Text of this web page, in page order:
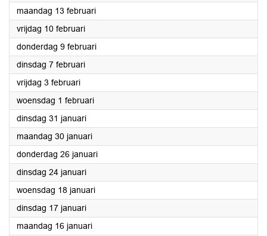
maandag 13 februari2023
vrijdag 10 februari2023
donderdag 9 februari2023
dinsdag 7 februari2023
vrijdag 3 februari2023
woensdag 1 februari2023
dinsdag 31 januari2023
maandag 30 januari2023
donderdag 26 januari2023
dinsdag 24 januari2023
woensdag 18 januari2023
dinsdag 17 januari2023
maandag 16 januari2023